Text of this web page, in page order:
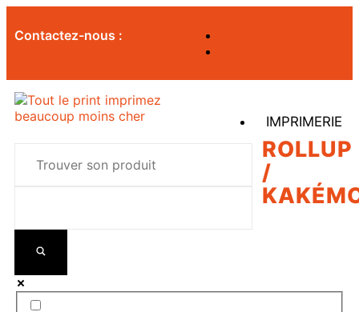
Contactez-nous :
IMPRIMERIE
ROLLUP
/